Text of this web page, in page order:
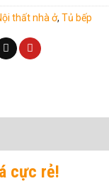
thất nhà ở, Tủ bếp
cực rẻ!